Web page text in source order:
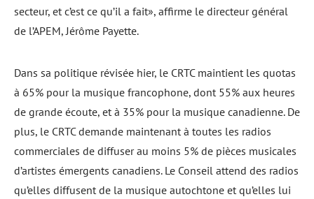
secteur, et c’est ce qu’il a fait», affirme le directeur général
de l’APEM, Jérôme Payette.
Dans sa politique révisée hier, le CRTC maintient les quotas
à 65% pour la musique francophone, dont 55% aux heures
de grande écoute, et à 35% pour la musique canadienne. De
plus, le CRTC demande maintenant à toutes les radios
commerciales de diffuser au moins 5% de pièces musicales
d’artistes émergents canadiens. Le Conseil attend des radios
qu’elles diffusent de la musique autochtone et qu’elles lui